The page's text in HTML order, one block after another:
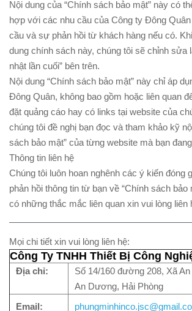
Nội dung của “Chính sách bảo mật” này có
hợp với các nhu cầu của Công ty Đông
cầu và sự phản hồi từ khách hàng nếu có.
dung chính sách này, chúng tôi sẽ chỉnh sửa
nhật lần cuối” bên trên.
Nội dung “Chính sách bảo mật” này chỉ áp
Đông Quân, không bao gồm hoặc liên quan
đặt quảng cáo hay có links tại website của
chúng tôi đề nghị bạn đọc và tham khảo kỹ
sách bảo mật” của từng website mà bạn
Thông tin liên hệ
Chúng tôi luôn hoan nghênh các ý kiến đóng
phản hồi thông tin từ bạn về “Chính sách bảo
có những thắc mắc liên quan xin vui lòng liên
Mọi chi tiết xin vui lòng liên hệ:
Công Ty TNHH Thiết Bị Công
Địa chỉ:
Số 14/160 đường 208, Xã
An Dương, Hải Phòng
Email: